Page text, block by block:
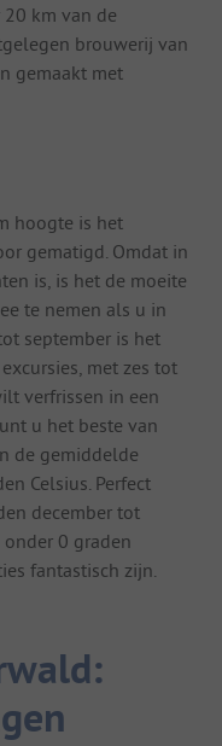
km van de
brouwerij van
gemaakt met
hoogte is het
gematigd. Omdat in
is, is het de moeite
te nemen als u in
september is het
met zes tot
verfrissen in een
u het beste van
de gemiddelde
Celsius. Perfect
december tot
0 graden
fantastisch zijn.